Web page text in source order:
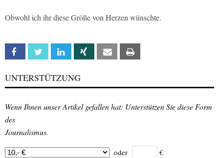
Obwohl ich ihr diese Größe von Herzen wünschte.
Facebook Twitter Linkedin Xing Email
UNTERSTÜTZUNG
Wenn Ihnen unser Artikel gefallen hat: Unterstützen Sie diese Form
des
Journalismus.
oder €